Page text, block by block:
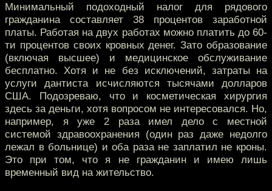
Минимальный подоходный налог для рядового
гражданина составляет 38 процентов заработной
платы. Работая на двух работах можно платить до 60-
ти процентов своих кровных денег. Зато образование
(включая высшее) и медицинское обслуживание
бесплатно. Хотя и не без исключений, затраты на
услуги дантиста исчисляются тысячами долларов
США. Подозреваю, что и косметическая хирургия
здесь за деньги, хотя вопросом не интересовался. Но,
например, я уже 2 раза имел дело с местной
системой здравоохранения (один раз даже недолго
лежал в больнице) и оба раза не заплатил не кроны.
Это при том, что я не гражданин и имею лишь
временный вид на жительство.